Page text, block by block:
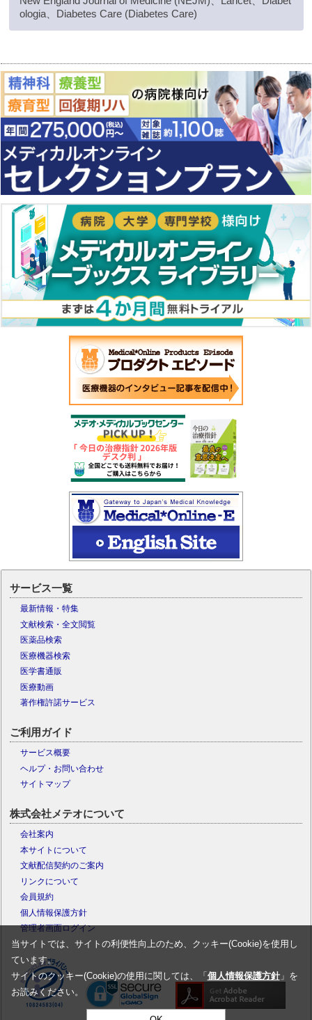
ologia、Diabetes Care (Diabetes Care)
サービス一覧
最新情報・特集
文献検索・全文閲覧
医薬品検索
医療機器検索
医学書通販
医療動画
著作権許諾サービス
ご利用ガイド
サービス概要
ヘルプ・お問い合わせ
サイトマップ
株式会社メテオについて
会社案内
本サイトについて
文献配信契約のご案内
リンクについて
会員規約
個人情報保護方針
管理者画面ログイン
当サイトでは、サイトの利便性向上のため、クッキー(Cookie)を使用し
ています。
サイトのクッキー(Cookie)の使用に関しては、「 個人情報保護方針」を
お読みください。